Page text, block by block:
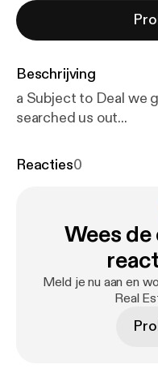
Beschrijving
a Subject to Deal we
searched us out...
Reacties0
Wees
Meld je nu aan en
Real